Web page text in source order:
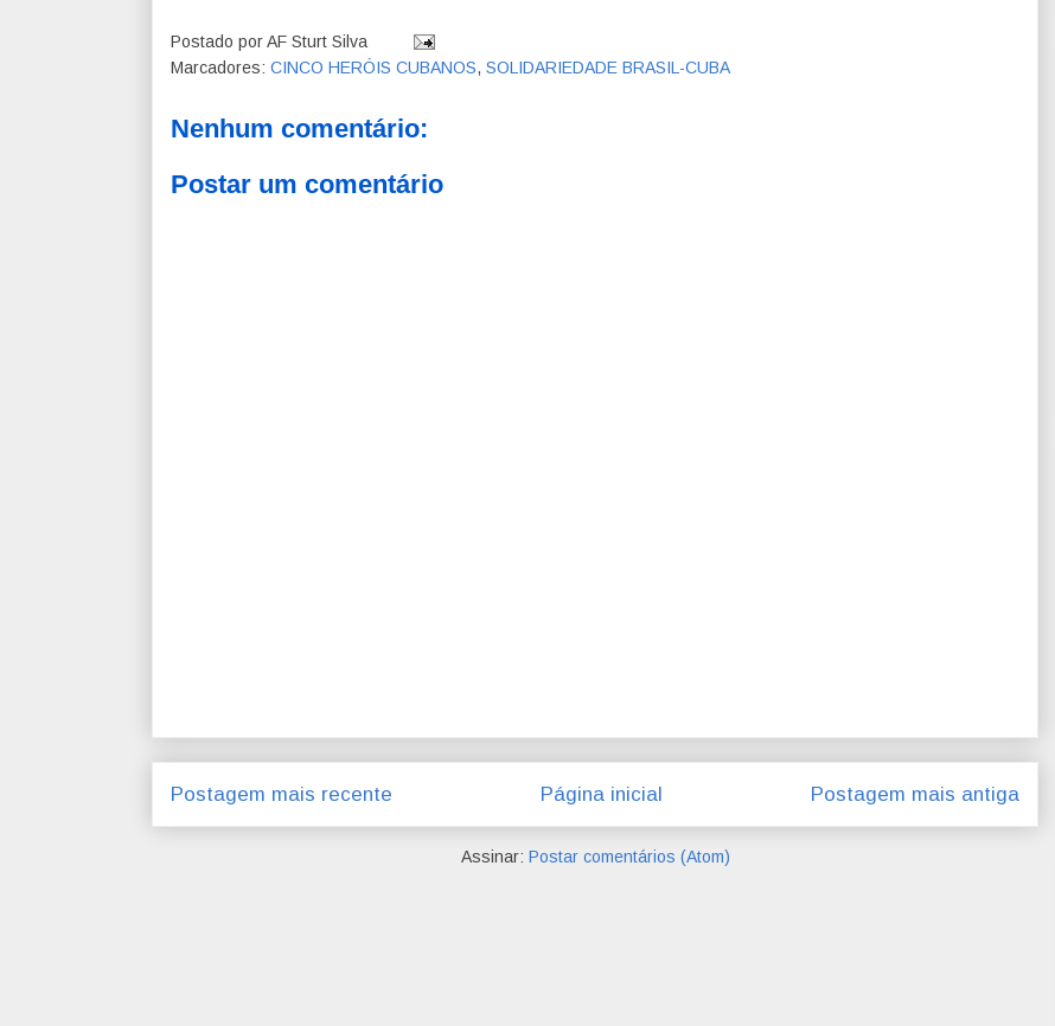
Postado porAF Sturt Silva
Marcadores: CINCO HERÓIS CUBANOS, SOLIDARIEDADE BRASIL-CUBA
Nenhum comentário:
Postar um comentário
Postagem mais recente Postagem mais antiga
Página inicial
Assinar: Postar comentários (Atom)